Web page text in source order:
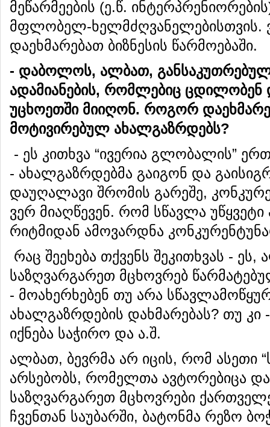
მეწარმეების (ე.წ.
მფლობელ-ხელმძღვანელებისთვის.
დაეხმარებათ ბიზნესის წარმოებაში.
- დაბოლოს, ალბათ,
ადამიანების, რომლებიც ცდილობენ
უცხოეთში მიიღონ. როგორ
მოტივირებულ ახალგაზრდებს?
- ეს კითხვა “ივერია გლობალის”
- ახალგაზრდებმა გაიგონ და
დაუღალავი შრომის გარეშე,
ვერ მიაღწევენ. რომ სწავლა
რიტმიდან ამოვარდნა
რაც შეეხება თქვენს შეკითხვას -
საზღვარგარეთ მცხოვრებ
- მოახერხებენ თუ არა
ახალგაზრდების დახმარებას? თუ
იქნება საჭირო და ა.შ.
ალბათ, ბევრმა არ იცის, რომ ასეთი
არსებობს, რომელთა ავტორებიცა
საზღვარგარეთ მცხოვრები
ჩვენთან საუბარში, ბატონმა რეზო